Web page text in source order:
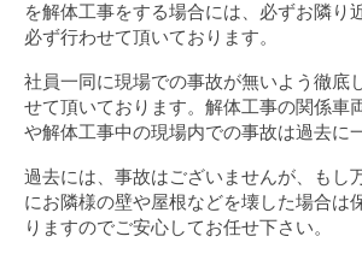
を解体工事をする場合には、必ずお隣り
必ず行わせて頂いております。
社員一同に現場での事故が無いよう徹底
せて頂いております。解体工事の関係車
や解体工事中の現場内での事故は過去に
過去には、事故はございませんが、もし
にお隣様の壁や屋根などを壊した場合は
りますのでご安心してお任せ下さい。